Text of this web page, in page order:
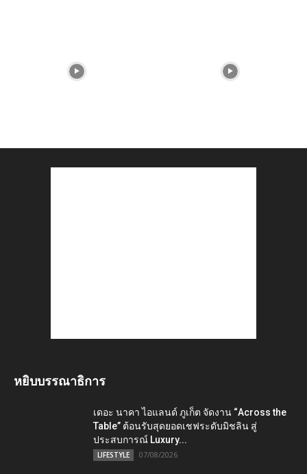
หยิบบรรณาธิการ
เดอะ นาคา ไอแลนด์ ภูเก็ต จัดงาน “Across the
Table” ต้อนรับสุดยอดเชฟระดับมิชลิน สู่
ประสบการณ์ Luxury...
LIFESTYLE 07/08/2026